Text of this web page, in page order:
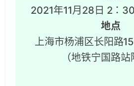
2021年11月28日 2：
地点
上海市杨浦区长阳路
（地铁宁国路站